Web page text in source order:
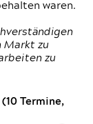
waren.
Markt zu
zu
Termine,